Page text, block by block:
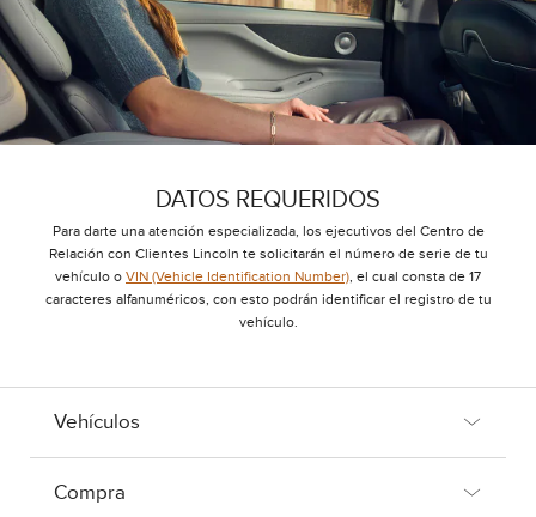
DATOS REQUERIDOS
Para darte una atención especializada, los ejecutivos del Centro de
Relación con Clientes Lincoln te solicitarán el número de serie de tu
vehículo o VIN (Vehicle Identification Number), el cual consta de 17
caracteres alfanuméricos, con esto podrán identificar el registro de tu
vehículo.
Vehículos
Compra